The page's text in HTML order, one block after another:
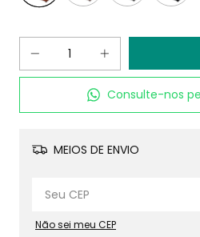
Consulte-nos
MEIOS DE ENVIO
Não sei meu CEP